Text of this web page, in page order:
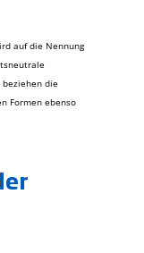
auf die Nennung
die
Formen ebenso